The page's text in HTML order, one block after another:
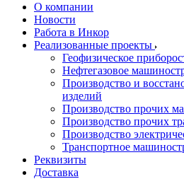
О компании
Новости
Работа в Инкор
Реализованные проекты
Геофизическое
Нефтегазовое
Производство и
изделий
Производство прочих
Производство прочих
Производство
Транспортное
Реквизиты
Доставка